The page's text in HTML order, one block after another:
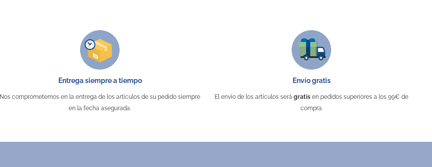
Entrega siempre a tiempo
Nos comprometemos en la entrega de los artículos de su pedido siempre
en la fecha asegurada.
Envío gratis
El envío de los artículos será gratis en pedidos superiores a los 99€ de
compra.